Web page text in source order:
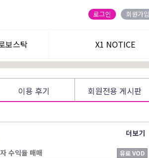
로그인 회원가입
보스탁 X1 NOTICE
→99만원
정회원 가입하기
이용 후기 회원전용 게시판
수익율 매매 유료 VOD
더보기